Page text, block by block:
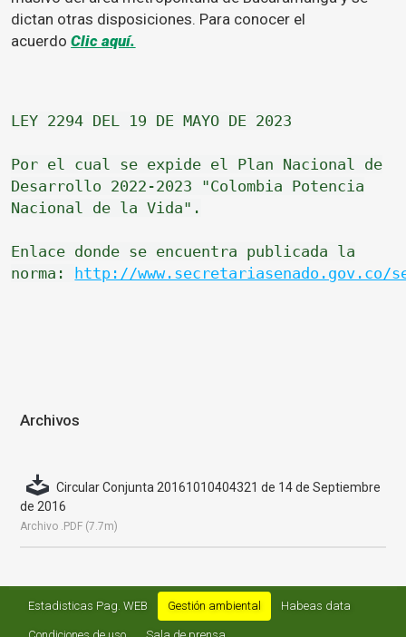
dictan otras disposiciones. Para conocer el
acuerdoClic aquí.
LEY 2294 DEL 19 DE MAYO DE 2023
Por el cual se expide el Plan Nacional de
Desarrollo 2022-2023 "Colombia Potencia
Nacional de la Vida".
Enlace donde se encuentra publicada la
norma:
http://www.secretariasenado.gov.co/
Archivos
Circular Conjunta 20161010404321 de 14 de Septiembre
de 2016
Archivo .PDF (7.7m)
Estadisticas Pag. WEB Gestión ambiental Habeas data